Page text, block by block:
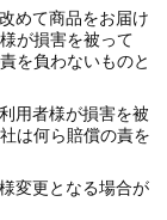
めて商品をお届け
が損害を被って
を負わないものと
用者様が損害を被
は何ら賠償の責を
変更となる場合が